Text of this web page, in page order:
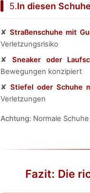
5.In diesen
✘ Straßenschuhe mit
Verletzungsrisiko
✘ Sneaker oder
Bewegungen konzipiert
✘ Stiefel oder Schuhe
Verletzungen
Achtung: Normale
Fazit: Die